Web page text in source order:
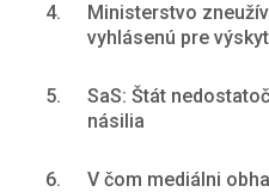
4.
Ministerstvo
vyhlásenú pre
5.
SaS: Štát
násilia
6.
V čom mediálni